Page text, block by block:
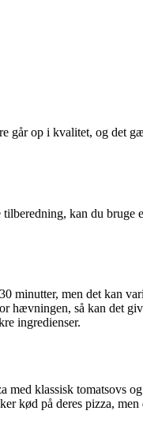
går op i kvalitet, og det
kan du bruge
minutter, men det kan
hævningen, så kan det
ingredienser.
klassisk tomatsovs
kød på deres pizza,